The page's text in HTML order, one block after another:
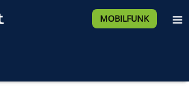
MOBILFUNK